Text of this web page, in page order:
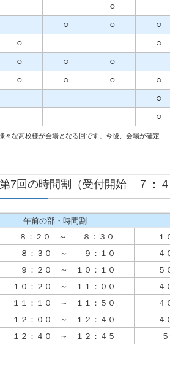
○
○ ○ ○
○ ○
○ ○ ○
○ ○ ○ ○
○
○
な高校様が会場となる回です。今後、会場が確定
7回の時間割 （受付開始 ７：
午前の部・時間割
８：２０ ～ ８：３０
１
８：３０ ～ ９：１０
４
９：２０ ～ １０：１０
５
１０：２０ ～ １１：００
４
１１：１０ ～ １１：５０
４
１２：００ ～ １２：４０
４
１２：４０ ～ １２：４５